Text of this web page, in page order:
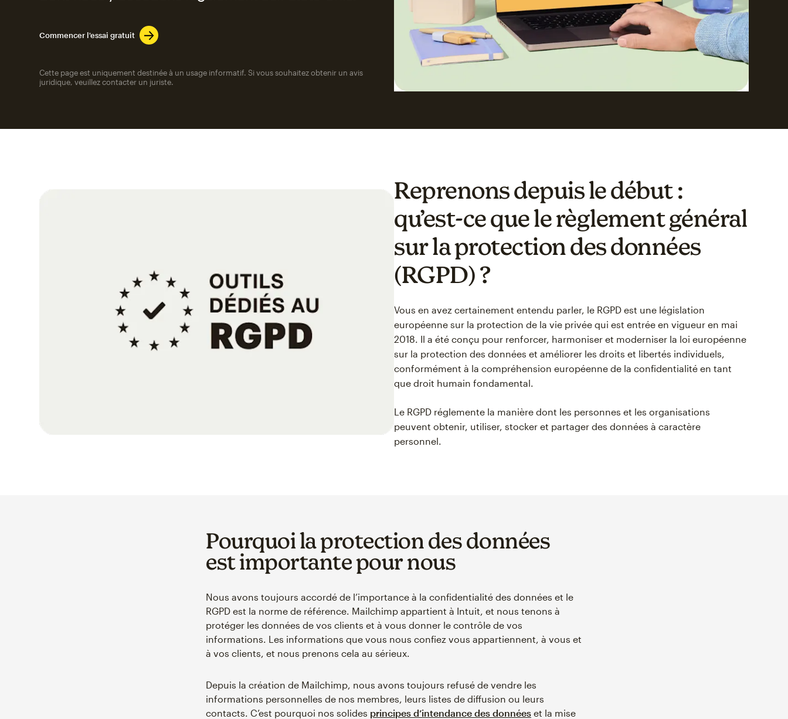
Commencer l'essai gratuit
Cette page est uniquement destinée à un usage informatif. Si vous souhaitez obtenir un avis
juridique, veuillez contacter un juriste.
Reprenons depuis le début :
qu’est-ce que le règlement général
sur la protection des données
(RGPD) ?
Vous en avez certainement entendu parler, le RGPD est une législation
européenne sur la protection de la vie privée qui est entrée en vigueur en mai
2018. Il a été conçu pour renforcer, harmoniser et moderniser la loi européenne
sur la protection des données et améliorer les droits et libertés individuels,
conformément à la compréhension européenne de la confidentialité en tant
que droit humain fondamental.
Le RGPD réglemente la manière dont les personnes et les organisations
peuvent obtenir, utiliser, stocker et partager des données à caractère
personnel.
Pourquoi la protection des données
est importante pour nous
Nous avons toujours accordé de l’importance à la confidentialité des données et le
RGPD est la norme de référence. Mailchimp appartient à Intuit, et nous tenons à
protéger les données de vos clients et à vous donner le contrôle de vos
informations. Les informations que vous nous confiez vous appartiennent, à vous et
à vos clients, et nous prenons cela au sérieux.
Depuis la création de Mailchimp, nous avons toujours refusé de vendre les
informations personnelles de nos membres, leurs listes de diffusion ou leurs
contacts. C’est pourquoi nos solides principes d’intendance des données et la mise